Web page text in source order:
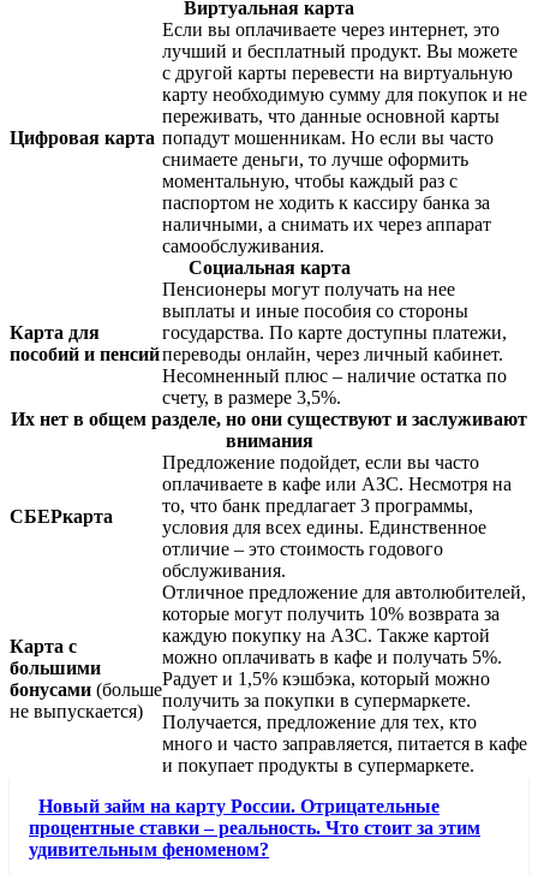
Виртуальная карта
Цифровая карта
Если вы оплачиваете через интернет, это
лучший и бесплатный продукт. Вы можете
с другой карты перевести на виртуальную
карту необходимую сумму для покупок и не
переживать, что данные основной карты
попадут мошенникам. Но если вы часто
снимаете деньги, то лучше оформить
моментальную, чтобы каждый раз с
паспортом не ходить к кассиру банка за
наличными, а снимать их через аппарат
самообслуживания.
Социальная карта
Карта для
пособий и пенсий
Пенсионеры могут получать на нее
выплаты и иные пособия со стороны
государства. По карте доступны платежи,
переводы онлайн, через личный кабинет.
Несомненный плюс – наличие остатка по
счету, в размере 3,5%.
Их нет в общем разделе, но они существуют и заслуживают
внимания
СБЕРкарта
Предложение подойдет, если вы часто
оплачиваете в кафе или АЗС. Несмотря на
то, что банк предлагает 3 программы,
условия для всех едины. Единственное
отличие – это стоимость годового
обслуживания.
Карта с
большими
бонусами (больше
не выпускается)
Отличное предложение для автолюбителей,
которые могут получить 10% возврата за
каждую покупку на АЗС. Также картой
можно оплачивать в кафе и получать 5%.
Радует и 1,5% кэшбэка, который можно
получить за покупки в супермаркете.
Получается, предложение для тех, кто
много и часто заправляется, питается в кафе
и покупает продукты в супермаркете.
Новый займ на карту России. Отрицательные
процентные ставки – реальность. Что стоит за этим
удивительным феноменом?